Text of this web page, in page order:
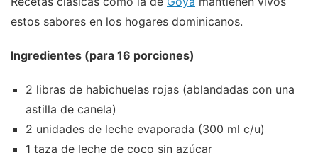
estos sabores en los hogares dominicanos.
Ingredientes (para 16 porciones)
2 libras de habichuelas rojas (ablandadas con una
astilla de canela)
2 unidades de leche evaporada (300 ml c/u)
1 taza de leche de coco sin azúcar